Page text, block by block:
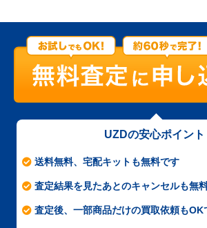
UZDの安心ポイント
送料無料、宅配キットも無料です
査定結果を見たあとのキャンセルも無
査定後、一部商品だけの買取依頼もOK